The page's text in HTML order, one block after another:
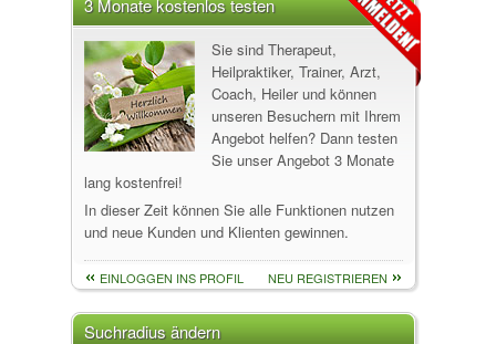
3 Monate kostenlos testen
Sie sind Therapeut,
Heilpraktiker, Trainer, Arzt,
Coach, Heiler und können
unseren Besuchern mit Ihrem
Angebot helfen? Dann testen
Sie unser Angebot 3 Monate
lang kostenfrei!
In dieser Zeit können Sie alle Funktionen nutzen
und neue Kunden und Klienten gewinnen.
EINLOGGEN INS PROFIL NEU REGISTRIEREN
Suchradius ändern